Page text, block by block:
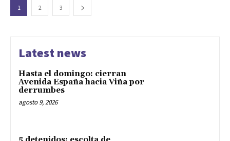
1 2 3
Latest news
Hasta el domingo: cierran
Avenida España hacia Viña por
derrumbes
agosto 9, 2026